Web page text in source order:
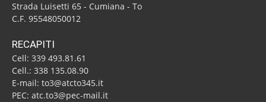
Strada Luisetti 65 - Cumiana - To
C.F. 95548050012
RECAPITI
Cell: 339 493.81.61
Cell.: 338 135.08.90
E-mail: to3@atcto345.it
PEC: atc.to3@pec-mail.it